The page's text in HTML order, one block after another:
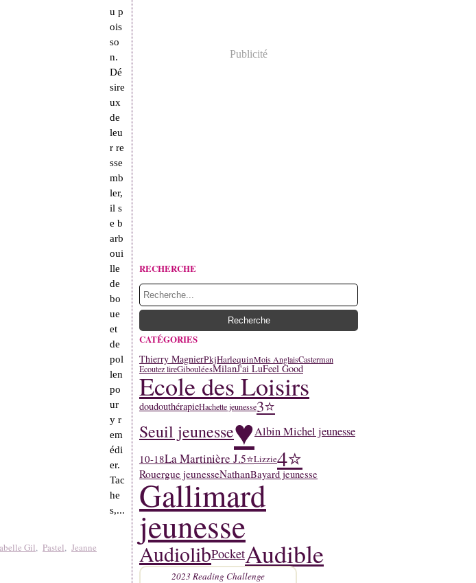
u p
ois
so
n.
Dé
sire
ux
de
leu
r re
sse
mb
ler,
il s
e b
arb
oui
lle
de
bo
ue
et
de
pol
len
po
ur
y r
em
édi
er.
Tac
he
s,...
Gil, Pastel, Jeanne
Publicité
RECHERCHE
CATÉGORIES
Thierry MagnierPkjHarlequinMois AnglaisCasterman
Ecoutez lireGibouléesMilanJ'ai LuFeel Good
Ecole des Loisirs
doudouthérapieHachette jeunesse3⭐
Seuil jeunesse♥Albin Michel jeunesse
10-18La Martinière J.5⭐Lizzie4⭐
Rouergue jeunesseNathanBayard jeunesse
Gallimard
jeunesse
AudiolibPocketAudible
2023 Reading Challenge